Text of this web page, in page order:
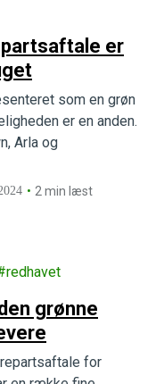
er
som en grøn
er en anden.
Arla og
2 min læst
redhavet
grønne
for